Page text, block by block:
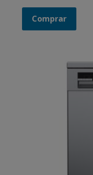
original
Comprar